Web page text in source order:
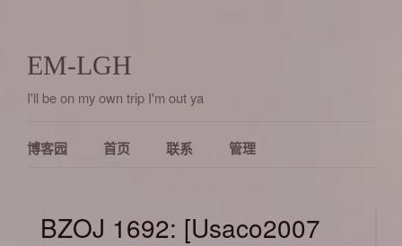
EM-LGH
I'll be on my own trip I'm out ya
博客园 首页 联系 管理
BZOJ 1692: [Usaco2007